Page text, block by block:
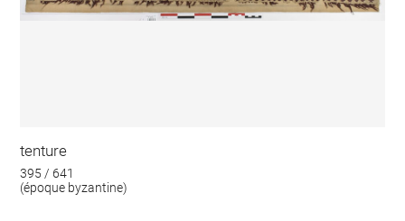
tenture
395 / 641
(époque byzantine)